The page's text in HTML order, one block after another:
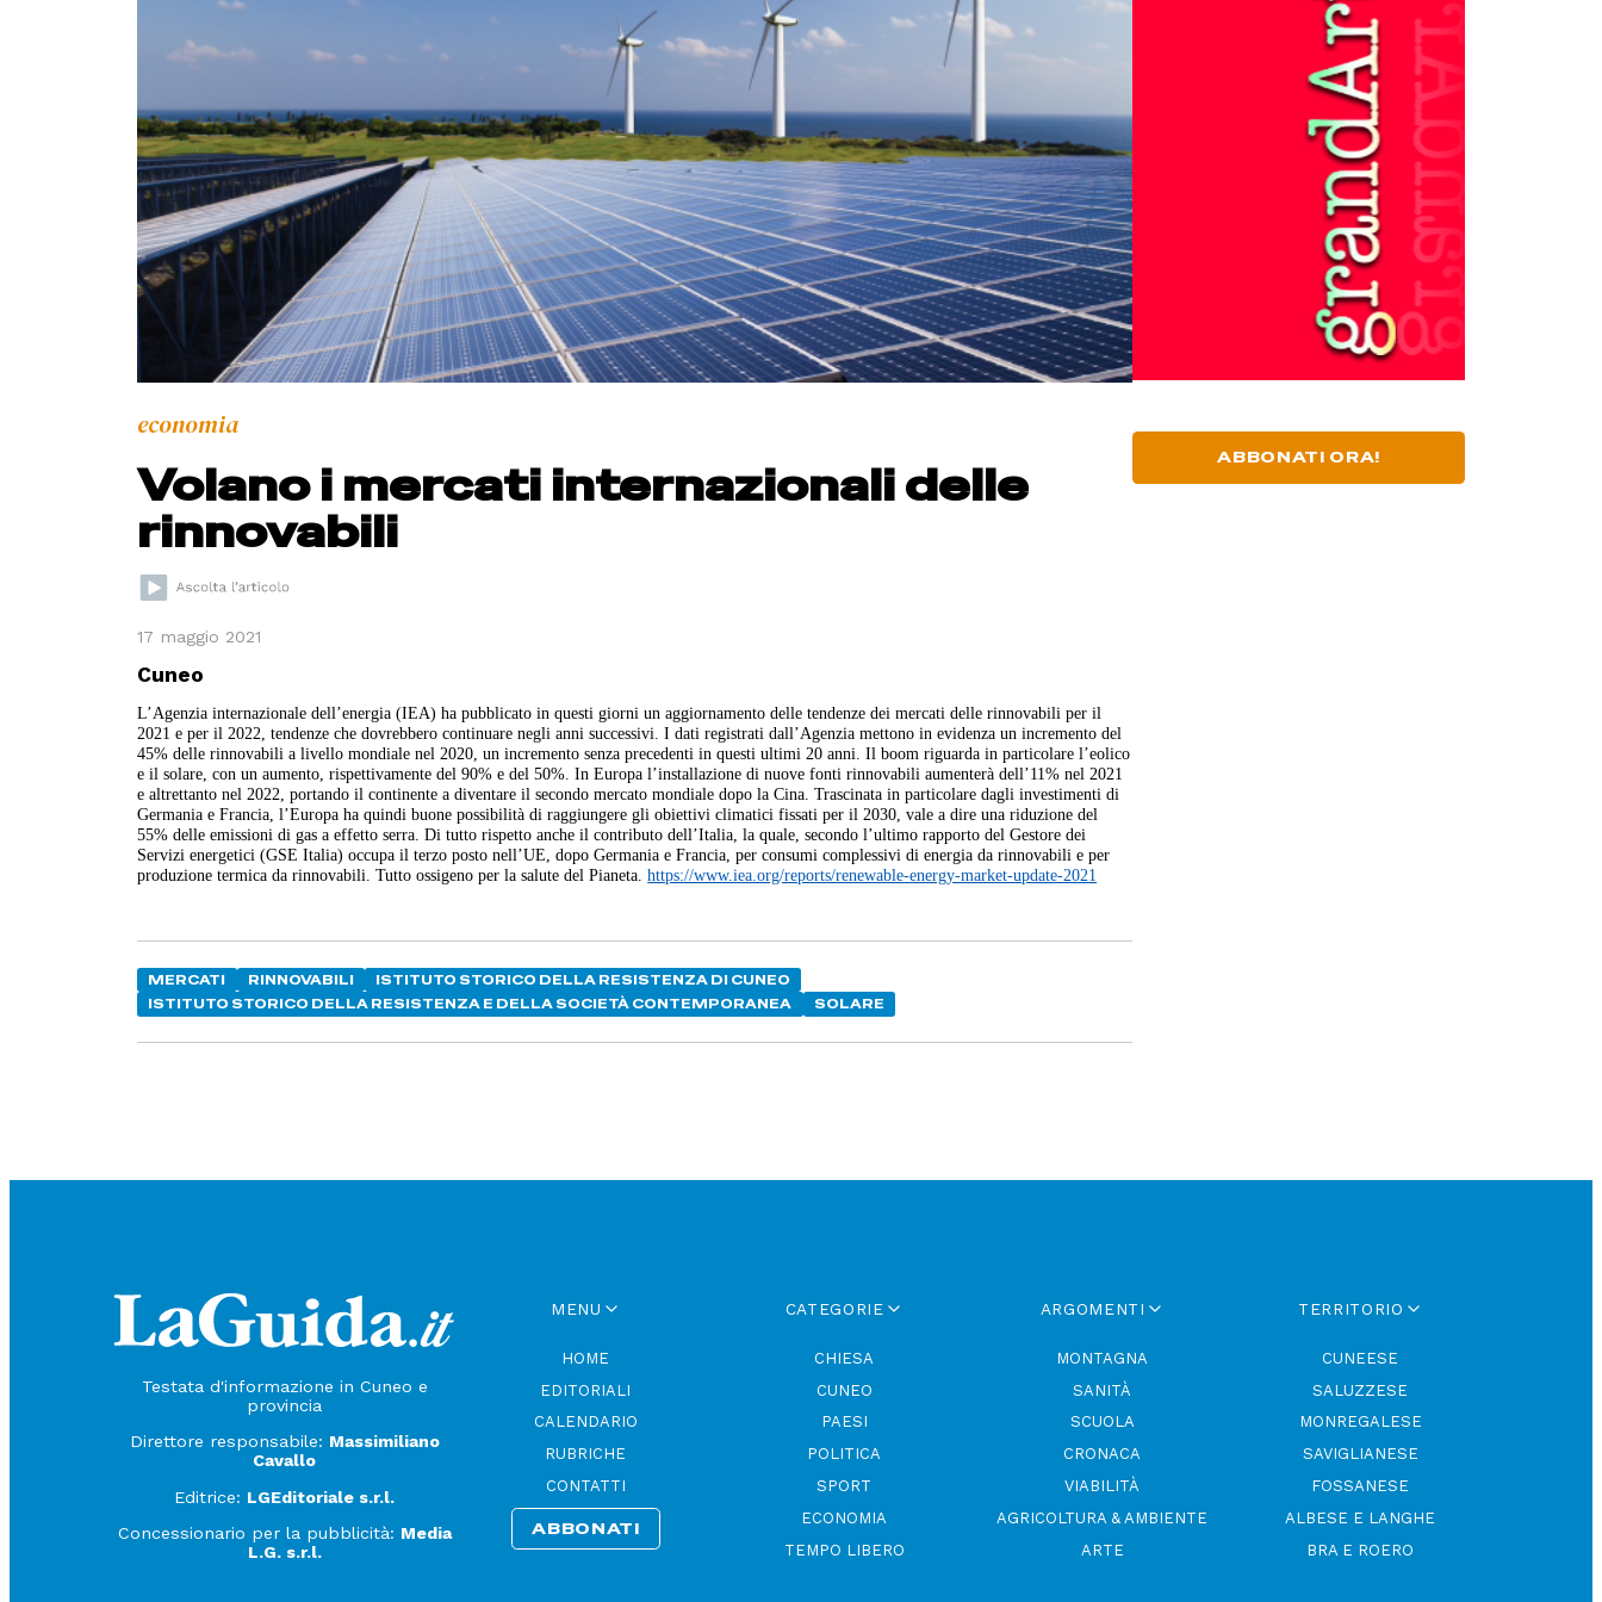
economia
Volano i mercati internazionali delle
rinnovabili
17 maggio 2021
Cuneo
L’Agenzia internazionale dell’energia (IEA) ha pubblicato in questi giorni un aggiornamento delle tendenze dei mercati delle rinnovabili per il
2021 e per il 2022, tendenze che dovrebbero continuare negli anni successivi. I dati registrati dall’Agenzia mettono in evidenza un incremento del
45% delle rinnovabili a livello mondiale nel 2020, un incremento senza precedenti in questi ultimi 20 anni. Il boom riguarda in particolare l’eolico
e il solare, con un aumento, rispettivamente del 90% e del 50%. In Europa l’installazione di nuove fonti rinnovabili aumenterà dell’11% nel 2021
e altrettanto nel 2022, portando il continente a diventare il secondo mercato mondiale dopo la Cina. Trascinata in particolare dagli investimenti di
Germania e Francia, l’Europa ha quindi buone possibilità di raggiungere gli obiettivi climatici fissati per il 2030, vale a dire una riduzione del
55% delle emissioni di gas a effetto serra. Di tutto rispetto anche il contributo dell’Italia, la quale, secondo l’ultimo rapporto del Gestore dei
Servizi energetici (GSE Italia) occupa il terzo posto nell’UE, dopo Germania e Francia, per consumi complessivi di energia da rinnovabili e per
produzione termica da rinnovabili. Tutto ossigeno per la salute del Pianeta.https://www.iea.org/reports/renewable-energy-market-update-2021
MERCATI RINNOVABILI
ISTITUTO STORICO DELLA RESISTENZA DI CUNEO
ISTITUTO STORICO DELLA RESISTENZA E DELLA SOCIETÀ CONTEMPORANEA
SOLARE
ABBONATI ORA!
Testata d'informazione in Cuneo e
provincia
Direttore responsabile: Massimiliano
Cavallo
Editrice: LGEditoriale s.r.l.
Concessionario per la pubblicità: Media
L.G. s.r.l.
MENU
HOME
EDITORIALI
CALENDARIO
RUBRICHE
CONTATTI
ABBONATI
CATEGORIE
CHIESA
CUNEO
PAESI
POLITICA
SPORT
ECONOMIA
TEMPO LIBERO
ARGOMENTI
MONTAGNA
SANITÀ
SCUOLA
CRONACA
VIABILITÀ
AGRICOLTURA & AMBIENTE
ARTE
TERRITORIO
CUNEESE
SALUZZESE
MONREGALESE
SAVIGLIANESE
FOSSANESE
ALBESE E LANGHE
BRA E ROERO